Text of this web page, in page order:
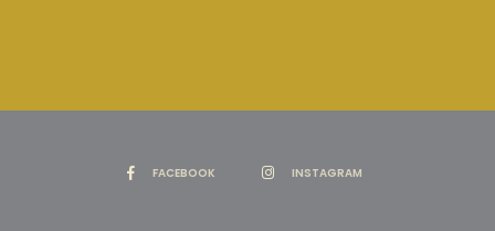
FACEBOOK INSTAGRAM